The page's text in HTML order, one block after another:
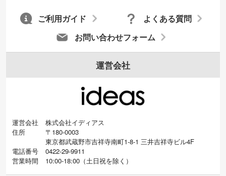
お問い合わせフォーム
よくある質問
ご利用ガイド
運営会社
運営会社
株式会社イディアス
住所
〒180-0003
東京都武蔵野市吉祥寺南町1-8-1 三井吉祥寺ビル4F
電話番号
0422-29-9911
営業時間
10:00-18:00（土日祝を除く）